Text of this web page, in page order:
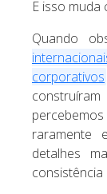
E isso muda
Quando
corporativos
raramente
detalhes
consistência